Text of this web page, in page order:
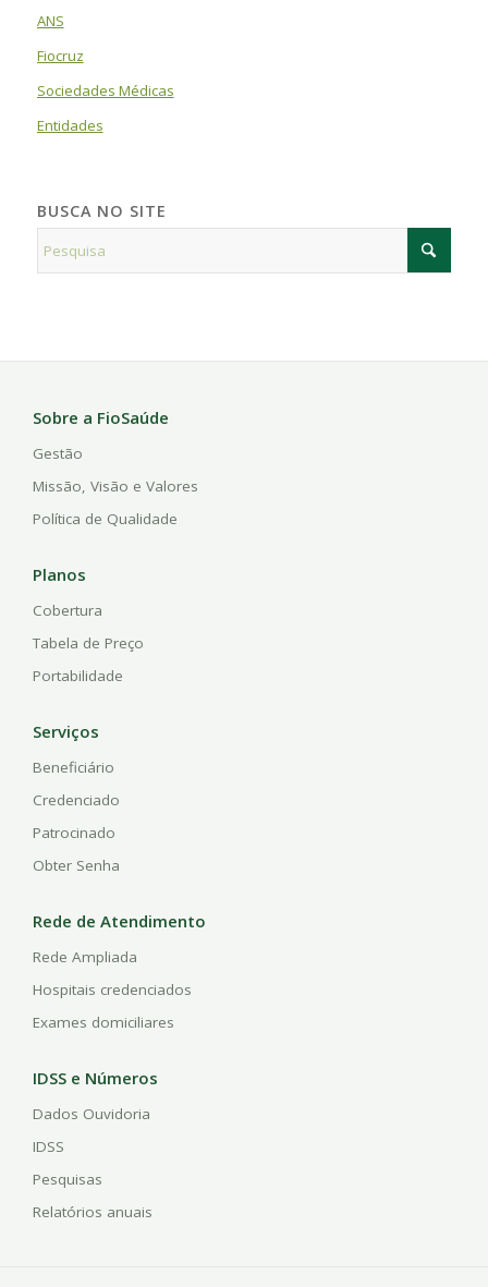
ANS
Fiocruz
Sociedades Médicas
Entidades
BUSCA NO SITE
Sobre a FioSaúde
Gestão
Missão, Visão e Valores
Política de Qualidade
Planos
Cobertura
Tabela de Preço
Portabilidade
Serviços
Beneficiário
Credenciado
Patrocinado
Obter Senha
Rede de Atendimento
Rede Ampliada
Hospitais credenciados
Exames domiciliares
IDSS e Números
Dados Ouvidoria
IDSS
Pesquisas
Relatórios anuais